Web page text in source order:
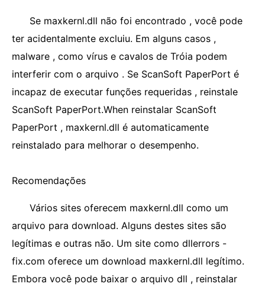
Se maxkernl.dll não foi encontrado , você pode
ter acidentalmente excluiu. Em alguns casos ,
malware , como vírus e cavalos de Tróia podem
interferir com o arquivo . Se ScanSoft PaperPort é
incapaz de executar funções requeridas , reinstale
ScanSoft PaperPort.When reinstalar ScanSoft
PaperPort , maxkernl.dll é automaticamente
reinstalado para melhorar o desempenho.
Recomendações
Vários sites oferecem maxkernl.dll como um
arquivo para download. Alguns destes sites são
legítimas e outras não. Um site como dllerrors -
fix.com oferece um download maxkernl.dll legítimo.
Embora você pode baixar o arquivo dll , reinstalar